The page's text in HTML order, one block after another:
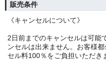
販売条件
《キャンセルについて》
2日前までのキャンセルは可能
ンセルは出来ません。お客様
セル料100％をご負担いただき